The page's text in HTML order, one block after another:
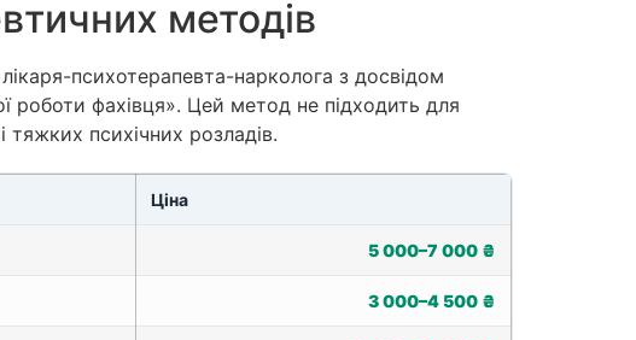
методів
психотерапевта-нарколога з досвідом
роботи фахівця». Цей метод не підходить для
тяжких психічних розладів.
Ціна
5 000–7 000 ₴
3 000–4 500 ₴